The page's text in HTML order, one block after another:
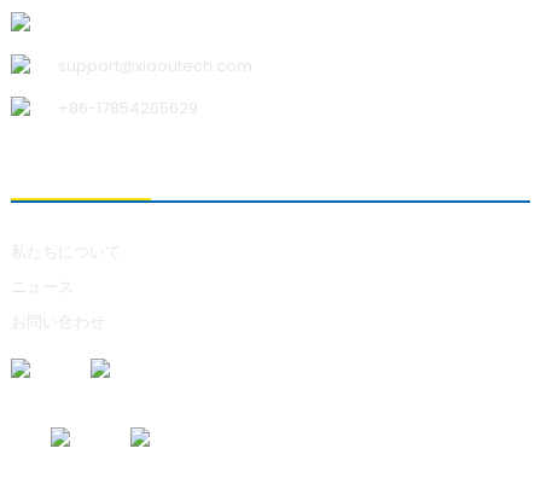
support@xiaoutech.com
+86-17854265629
私たちについて
ニュース
お問い合わせ